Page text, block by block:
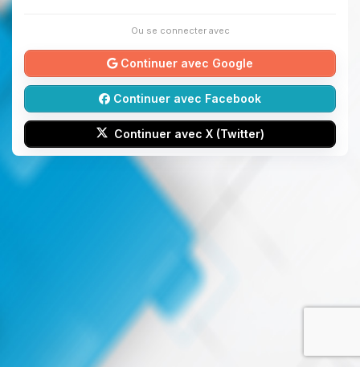
Ou se connecter avec
Continuer avec Google
Continuer avec Facebook
Continuer avec X (Twitter)